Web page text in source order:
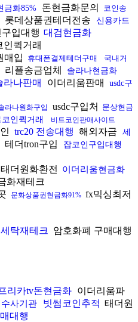
금화85% 돈현금화문의
코인송
롯데상품권테더전송
신용카드
입대행 대검현금화
인퀵거래
매입 휴대폰결제테더구매
국내거
리플송금업체 솔라나현금화
라나판매 이더리움판매
usdc구
라나원화구입 usdc구입처
문상현금
코인퀵거래 비트코인판매사이트
trc20 전송대행 해외자금
세
테더tron구입 잡코인구입대행
태더원화환전 이더리움현금화
화재테크
문화상품권현금화91% fx믹싱최저
세탁재테크 암호화폐 구매대행
리카tv돈현금화 이더리움파
사기관 빗썸코인추적 태더원
대행